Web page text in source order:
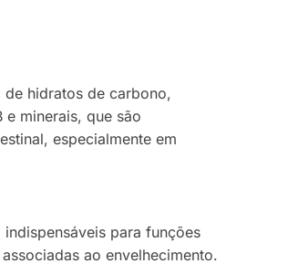
de hidratos de carbono,
minerais, que são
especialmente em
para funções
ao envelhecimento.